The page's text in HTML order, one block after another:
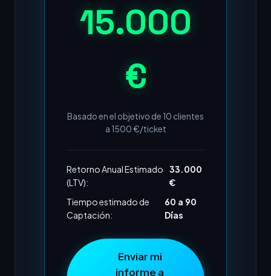
15.000
€
Basado en el objetivo de 10 clientes
a 1500€/ticket
Retorno Anual Estimado
(LTV):
33.000
€
Tiempo estimado de
Captación:
60 a 90
Días
Enviar mi
informe a